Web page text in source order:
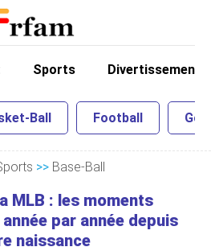
Sports Divertissement
Ball Football Golf
>> Base-Ball
MLB : les moments
par année depuis
naissance